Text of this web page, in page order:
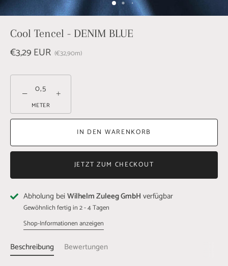
Cool Tencel - DENIM BLUE
€3,29 EUR €32,90m
−
METER
+
IN DEN WARENKORB
JETZT ZUM CHECKOUT
Abholung beiWilhelm Zuleeg GmbH verfügbar
Gewöhnlich fertig in 2 - 4 Tagen
Shop-Informationen anzeigen
Beschreibung Bewertungen